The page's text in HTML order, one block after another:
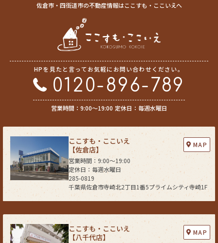
佐倉市・四街道市の不動産情報はここすも・ここいえへ
HPを見たと言ってお気軽にお問い合わせください。
0120-896-789
営業時間：9:00〜19:00 定休日：毎週水曜日
ここすも・ここいえ
【佐倉店】
285-0819
千葉県佐倉市寺崎北2丁目1番5プライムシティ寺崎1F
営業時間：9:00〜19:00
定休日：毎週水曜日
MAP
ここすも・ここいえ
【八千代店】
MAP